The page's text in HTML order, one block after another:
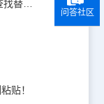
浩辰CAD看图王：超实用的CAD文字查找替换技巧分享！
贴！
问答社区